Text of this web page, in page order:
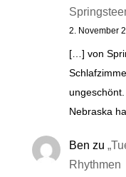
2. November
[…] von
Nebraska
Ben zu
Rhythmen